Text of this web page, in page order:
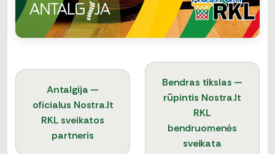
Antalgija —
oficialus Nostra.lt
RKL sveikatos
partneris
Bendras tikslas —
rūpintis Nostra.lt
RKL
bendruomenės
sveikata